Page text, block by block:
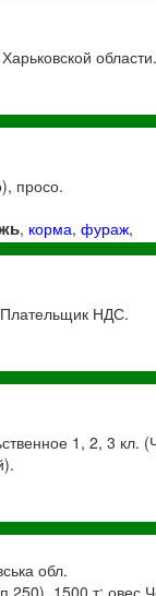
просо.
, корма,фураж,
НДС.
1, 2, 3 кл.
обл.